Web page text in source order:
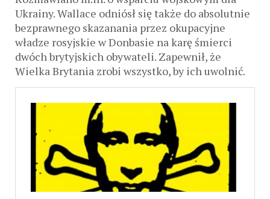
Ukrainy. Wallace odniósł się także do absolutnie
bezprawnego skazanania przez okupacyjne
władze rosyjskie w Donbasie na karę śmierci
dwóch brytyjskich obywateli. Zapewnił, że
Wielka Brytania zrobi wszystko, by ich uwolnić.